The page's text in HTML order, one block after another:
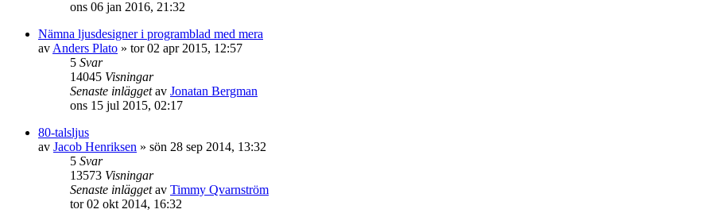
ons 06 jan 2016, 21:32
Nämna ljusdesigner i programblad med mera
av Anders Plato » tor 02 apr 2015, 12:57
5 Svar
14045 Visningar
Senaste inläggetav Jonatan Bergman
ons 15 jul 2015, 02:17
80-talsljus
av Jacob Henriksen » sön 28 sep 2014, 13:32
5 Svar
13573 Visningar
Senaste inläggetav Timmy Qvarnström
tor 02 okt 2014, 16:32